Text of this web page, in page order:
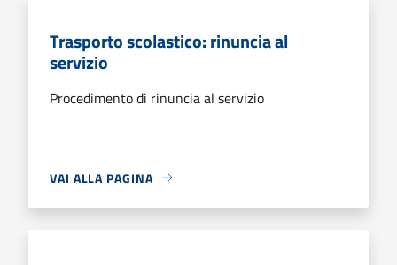
Trasporto scolastico: rinuncia al
servizio
Procedimento di rinuncia al servizio
VAI ALLA PAGINA